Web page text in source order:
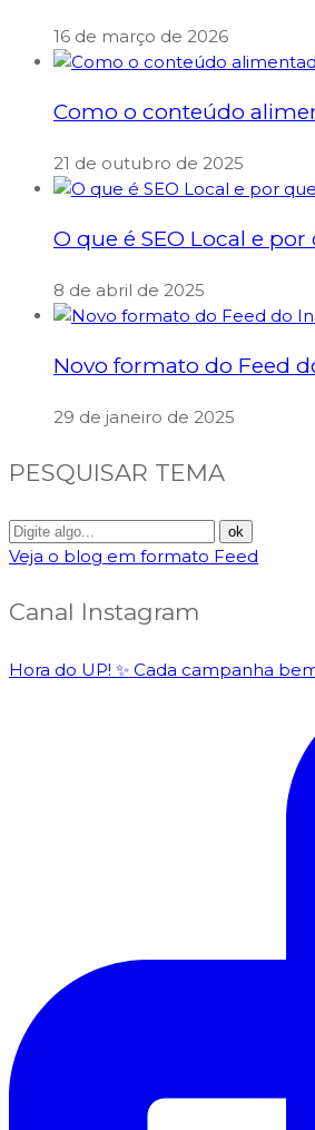
16 de março de 2026
Como o conteúdo
21 de outubro de 2025
O que é SEO Local e
8 de abril de 2025
Novo formato do Feed
29 de janeiro de 2025
PESQUISAR TEMA
Veja o blog em formato Feed
Canal Instagram
Hora do UP! ✨️ Cada campanha